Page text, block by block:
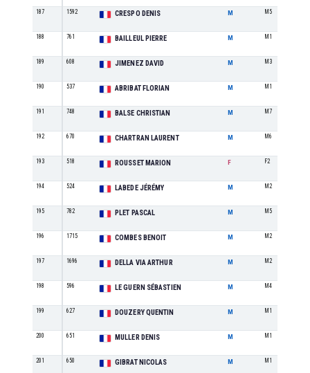
187 1592 CRESPO DENIS M M5
188 761 BAILLEUL PIERRE M M1
189 608 JIMENEZ DAVID M M3
190 537 ABRIBAT FLORIAN M M1
191 748 BALSE CHRISTIAN M M7
192 670 CHARTRAN LAURENT M M6
193 518 ROUSSET MARION F F2
194 524 LABEDE JÉRÉMY M M2
195 782 PLET PASCAL M M5
196 1715 COMBES BENOIT M M2
197 1696 DELLA VIA ARTHUR M M2
198 596 LE GUERN SÉBASTIEN M M4
199 627 DOUZERY QUENTIN M M1
200 651 MULLER DENIS M M1
201 650 GIBRAT NICOLAS M M1